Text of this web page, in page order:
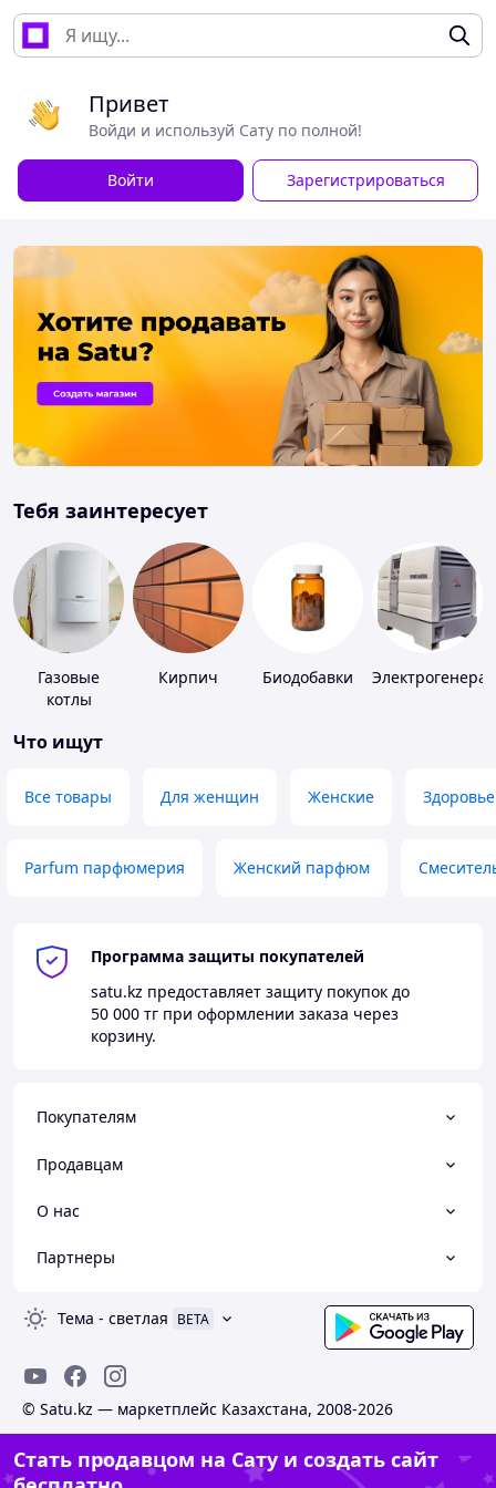
Привет
Войди и используй Сату по полной!
Войти Зарегистрироваться
Тебя заинтересует
Газовые
котлы
Кирпич Биодобавки
Что ищут
Все товары Для женщин Женские Здоровье
Parfum парфюмерия Женский парфюм
Программа защиты покупателей
satu.kz предоставляет защиту покупок до
50 000 тг при оформлении заказа через
корзину.
Покупателям
Продавцам
О нас
Партнеры
Тема - светлая BETA
© Satu.kz — маркетплейс Казахстана, 2008-2026
Стать продавцом на Сату и создать сайт